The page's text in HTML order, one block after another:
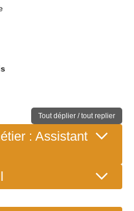
Tout déplier / tout replier
: Assistant